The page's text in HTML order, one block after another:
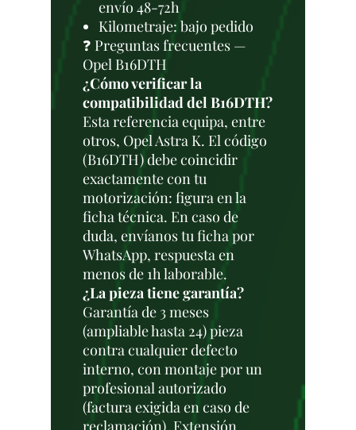
envío 48-72h
Kilometraje: bajo pedido
❓ Preguntas frecuentes —
Opel B16DTH
¿Cómo verificar la
compatibilidad del B16DTH?
Esta referencia equipa, entre
otros, Opel Astra K. El código
(B16DTH) debe coincidir
exactamente con tu
motorización: figura en la
ficha técnica. En caso de
duda, envíanos tu ficha por
WhatsApp, respuesta en
menos de 1h laborable.
¿La pieza tiene garantía?
Garantía de 3 meses
(ampliable hasta 24) pieza
contra cualquier defecto
interno, con montaje por un
profesional autorizado
(factura exigida en caso de
reclamación). Extensión